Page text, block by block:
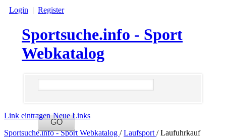
Login | Register
Sportsuche.info - Sport
Webkatalog
Link eintragen Neue Links
Sportsuche.info - Sport Webkatalog / Laufsport / Laufuhrkauf